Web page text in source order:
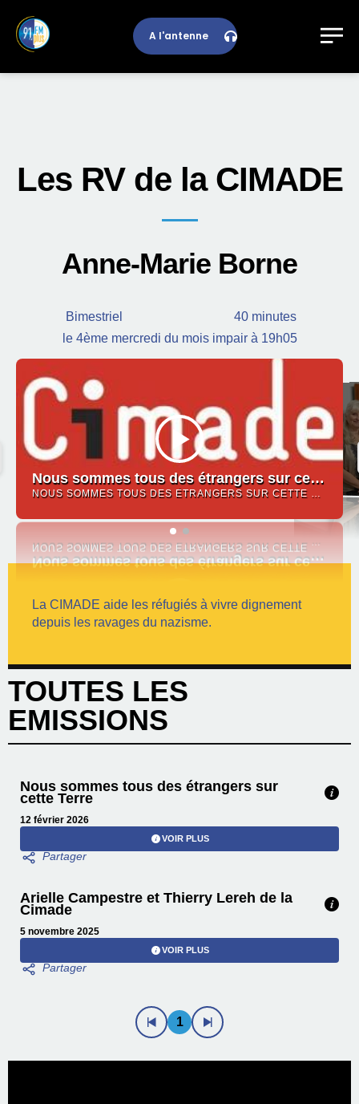
A l'antenne
Les RV de la CIMADE
Anne-Marie Borne
Bimestriel
40 minutes
le 4ème mercredi du mois impair à 19h05
Nous sommes tous des étrangers sur cette Terre
NOUS SOMMES TOUS DES ÉTRANGERS SUR CETTE TERRE
La CIMADE aide les réfugiés à vivre dignement
depuis les ravages du nazisme.
TOUTES LES
EMISSIONS
Nous sommes tous des étrangers sur
cette Terre
12 février 2026
VOIR PLUS
Arielle Campestre et Thierry Lereh de la
Cimade
5 novembre 2025
VOIR PLUS
1